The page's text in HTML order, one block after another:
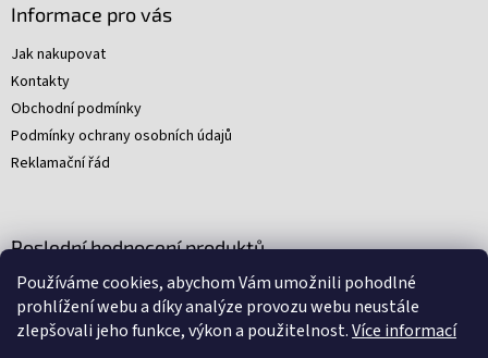
Používáme cookies, abychom Vám umožnili pohodlné
prohlížení webu a díky analýze provozu webu neustále
zlepšovali jeho funkce, výkon a použitelnost.Více informací
Informace pro vás
Jak nakupovat
Kontakty
Obchodní podmínky
Podmínky ochrany osobních údajů
Reklamační řád
Poslední hodnocení produktů
Young Indiana Jones a poklad na plantáži (A)
Hodnocení produktu je 5 z 5 hvězdiček.
|